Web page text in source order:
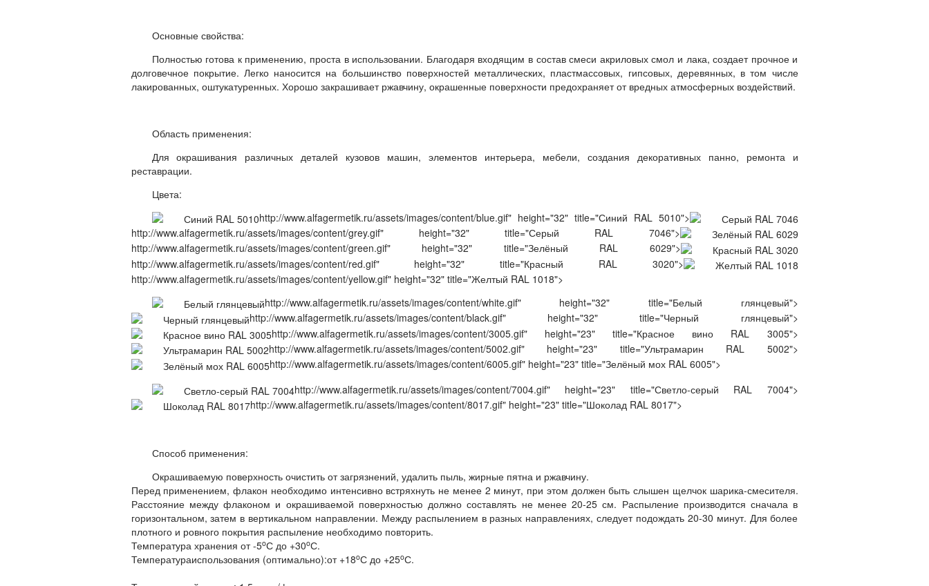
Основные свойства:
Полностью готова к применению, проста в использовании. Благодаря входящим в состав смеси акриловых смол и лака, создает прочное и
долговечное покрытие. Легко наносится на большинство поверхностей металлических, пластмассовых, гипсовых, деревянных, в том числе
лакированных, оштукатуренных. Хорошо закрашивает ржавчину, окрашенные поверхности предохраняет от вредных атмосферных воздействий.
Область применения:
Для окрашивания различных деталей кузовов машин, элементов интерьера, мебели, создания декоративных панно, ремонта и
реставрации.
Цвета:
http://www.alfagermetik.ru/assets/images/content/blue.gif" height="32" title="Синий RAL 5010">
http://www.alfagermetik.ru/assets/images/content/grey.gif" height="32" title="Серый RAL 7046">
http://www.alfagermetik.ru/assets/images/content/green.gif" height="32" title="Зелёный RAL 6029">
http://www.alfagermetik.ru/assets/images/content/red.gif" height="32" title="Красный RAL 3020">
http://www.alfagermetik.ru/assets/images/content/yellow.gif" height="32" title="Желтый RAL 1018">
http://www.alfagermetik.ru/assets/images/content/white.gif" height="32" title="Белый глянцевый">
http://www.alfagermetik.ru/assets/images/content/black.gif" height="32" title="Черный глянцевый">
http://www.alfagermetik.ru/assets/images/content/3005.gif" height="23" title="Красное вино RAL 3005">
http://www.alfagermetik.ru/assets/images/content/5002.gif" height="23" title="Ультрамарин RAL 5002">
http://www.alfagermetik.ru/assets/images/content/6005.gif" height="23" title="Зелёный мох RAL 6005">
http://www.alfagermetik.ru/assets/images/content/7004.gif" height="23" title="Светло-серый RAL 7004">
http://www.alfagermetik.ru/assets/images/content/8017.gif" height="23" title="Шоколад RAL 8017">
Способ применения:
Окрашиваемую поверхность очистить от загрязнений, удалить пыль, жирные пятна и ржавчину.
Перед применением, флакон необходимо интенсивно встряхнуть не менее 2 минут, при этом должен быть слышен щелчок шарика-смесителя.
Расстояние между флаконом и окрашиваемой поверхностью должно составлять не менее 20-25 см. Распыление производится сначала в
горизонтальном, затем в вертикальном направлении. Между распылением в разных направлениях, следует подождать 20-30 минут. Для более
плотного и ровного покрытия распыление необходимо повторить.
Температура хранения от -5oС до +30oС.
Температураиспользования (оптимально):от +18oС до +25oС.